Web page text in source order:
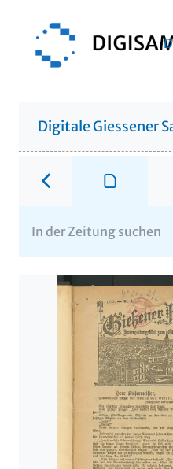
Digitale Giessener